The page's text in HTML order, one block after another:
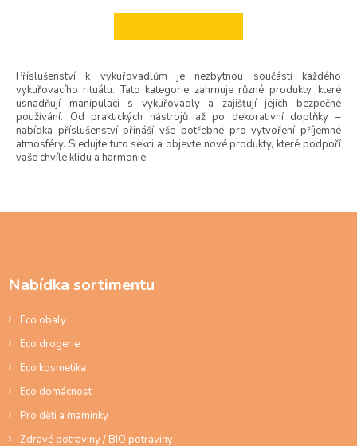
Příslušenství k vykuřovadlům je nezbytnou součástí každého
vykuřovacího rituálu. Tato kategorie zahrnuje různé produkty, které
usnadňují manipulaci s vykuřovadly a zajišťují jejich bezpečné
používání. Od praktických nástrojů až po dekorativní doplňky –
nabídka příslušenství přináší vše potřebné pro vytvoření příjemné
atmosféry. Sledujte tuto sekci a objevte nové produkty, které podpoří
vaše chvíle klidu a harmonie.
Nabídka sortimentu
Eco obaly
Eco drogerie
Eco kosmetika
Eco domácnost
Pro děti a maminky
Zdravé potraviny / BIO potraviny